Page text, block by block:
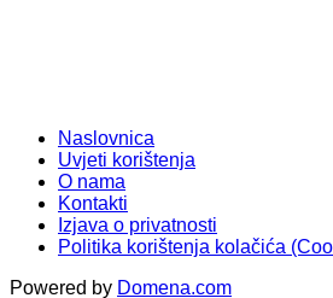
Naslovnica
Uvjeti korištenja
O nama
Kontakti
Izjava o privatnosti
Politika korištenja kolačića
Powered by Domena.com